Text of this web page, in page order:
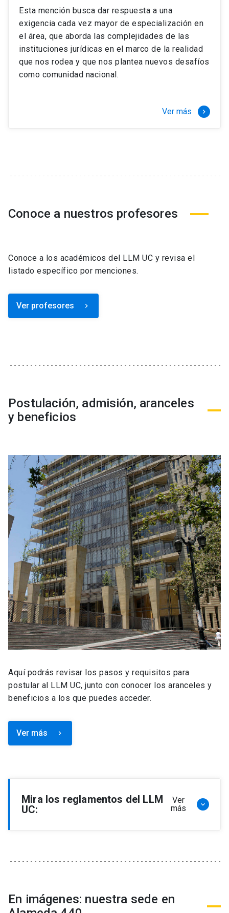
Esta mención busca dar respuesta a una
exigencia cada vez mayor de especialización en
el área, que aborda las complejidades de las
instituciones jurídicas en el marco de la realidad
que nos rodea y que nos plantea nuevos desafíos
como comunidad nacional.
Ver más keyboard_arrow_right
Conoce a nuestros profesores
Conoce a los académicos del LLM UC y revisa el
listado específico por menciones.
Ver profesores keyboard_arrow_right
Postulación, admisión, aranceles
y beneficios
Aquí podrás revisar los pasos y requisitos para
postular al LLM UC, junto con conocer los aranceles y
beneficios a los que puedes acceder.
Ver más keyboard_arrow_right
Mira los reglamentos del LLM
UC:
Ver
más
keyboard_arrow_down
Reglamento de Becas y Descuentos Programa
de Magíster en Derecho, LLM
En imágenes: nuestra sede en